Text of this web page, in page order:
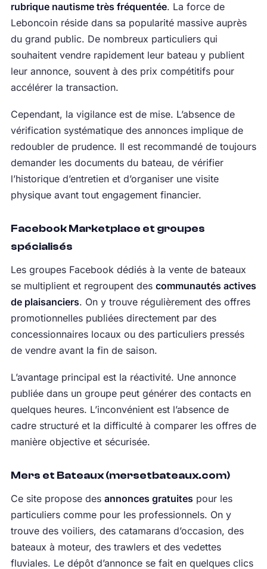
rubrique nautisme très fréquentée. La force de
Leboncoin réside dans sa popularité massive auprès
du grand public. De nombreux particuliers qui
souhaitent vendre rapidement leur bateau y publient
leur annonce, souvent à des prix compétitifs pour
accélérer la transaction.
Cependant, la vigilance est de mise. L’absence de
vérification systématique des annonces implique de
redoubler de prudence. Il est recommandé de toujours
demander les documents du bateau, de vérifier
l’historique d’entretien et d’organiser une visite
physique avant tout engagement financier.
Facebook Marketplace et groupes
spécialisés
Les groupes Facebook dédiés à la vente de bateaux
se multiplient et regroupent des communautés actives
de plaisanciers. On y trouve régulièrement des offres
promotionnelles publiées directement par des
concessionnaires locaux ou des particuliers pressés
de vendre avant la fin de saison.
L’avantage principal est la réactivité. Une annonce
publiée dans un groupe peut générer des contacts en
quelques heures. L’inconvénient est l’absence de
cadre structuré et la difficulté à comparer les offres de
manière objective et sécurisée.
Mers et Bateaux (mersetbateaux.com)
Ce site propose des annonces gratuites pour les
particuliers comme pour les professionnels. On y
trouve des voiliers, des catamarans d’occasion, des
bateaux à moteur, des trawlers et des vedettes
fluviales. Le dépôt d’annonce se fait en quelques clics